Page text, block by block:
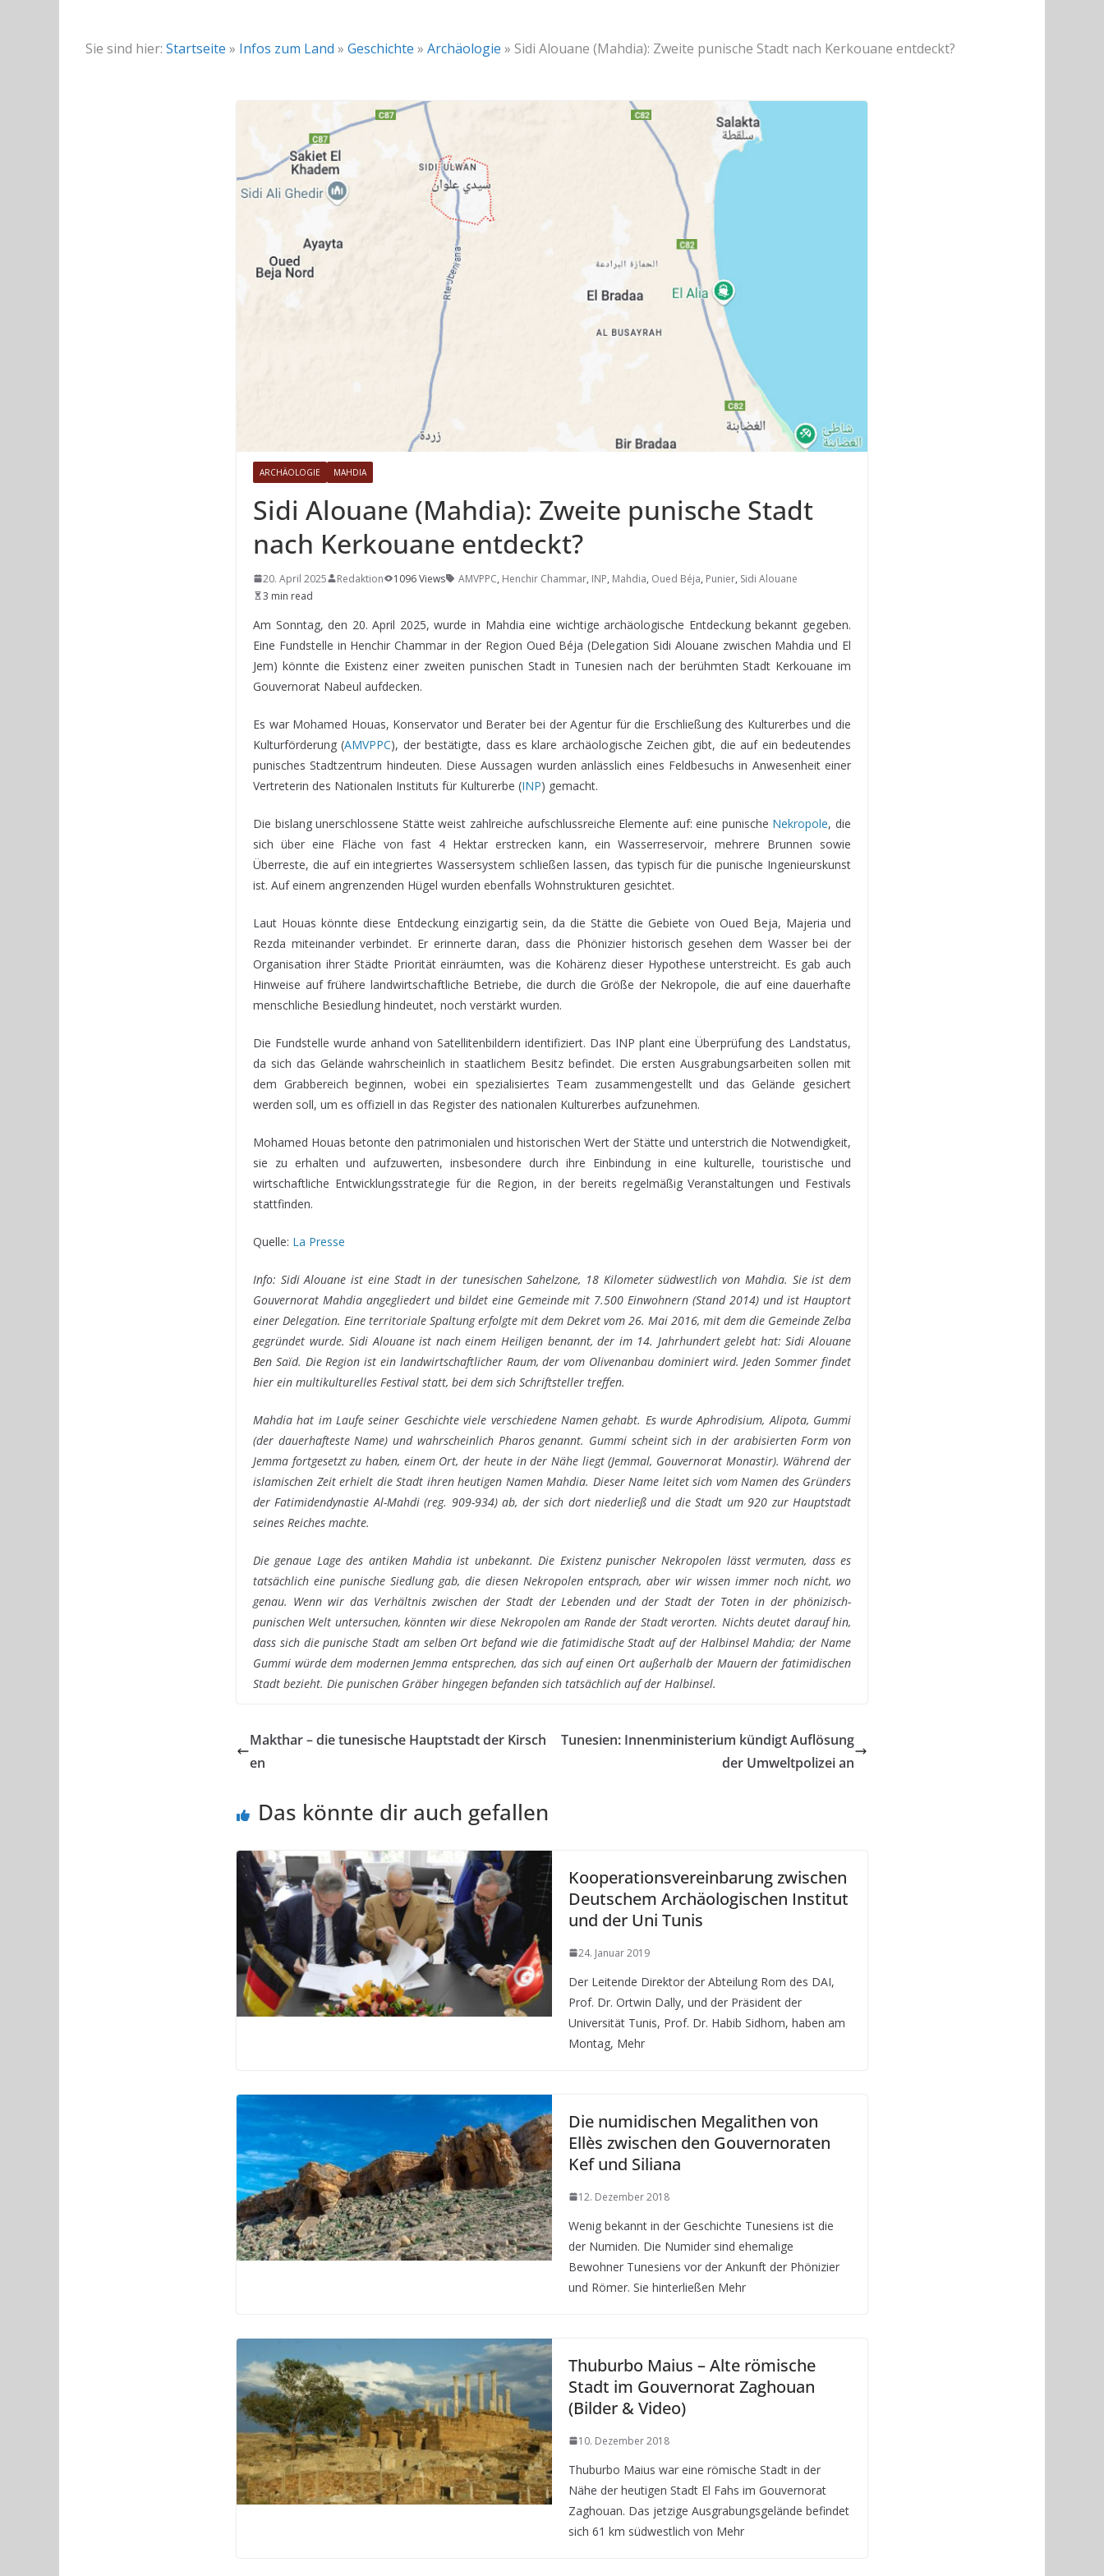
Sie sind hier: Startseite » Infos zum Land » Geschichte » Archäologie » Sidi Alouane (Mahdia): Zweite punische Stadt nach Kerkouane entdeckt?
ARCHÄOLOGIE MAHDIA
Sidi Alouane (Mahdia): Zweite punische Stadt
nach Kerkouane entdeckt?
20. April 2025 Redaktion 1096 Views AMVPPC, Henchir Chammar, INP, Mahdia, Oued Béja, Punier, Sidi Alouane
3 min read
Am Sonntag, den 20. April 2025, wurde in Mahdia eine wichtige archäologische Entdeckung bekannt gegeben.
Eine Fundstelle in Henchir Chammar in der Region Oued Béja (Delegation Sidi Alouane zwischen Mahdia und El
Jem) könnte die Existenz einer zweiten punischen Stadt in Tunesien nach der berühmten Stadt Kerkouane im
Gouvernorat Nabeul aufdecken.
Es war Mohamed Houas, Konservator und Berater bei der Agentur für die Erschließung des Kulturerbes und die
Kulturförderung (AMVPPC), der bestätigte, dass es klare archäologische Zeichen gibt, die auf ein bedeutendes
punisches Stadtzentrum hindeuten. Diese Aussagen wurden anlässlich eines Feldbesuchs in Anwesenheit einer
Vertreterin des Nationalen Instituts für Kulturerbe (INP) gemacht.
Die bislang unerschlossene Stätte weist zahlreiche aufschlussreiche Elemente auf: eine punische Nekropole, die
sich über eine Fläche von fast 4 Hektar erstrecken kann, ein Wasserreservoir, mehrere Brunnen sowie
Überreste, die auf ein integriertes Wassersystem schließen lassen, das typisch für die punische Ingenieurskunst
ist. Auf einem angrenzenden Hügel wurden ebenfalls Wohnstrukturen gesichtet.
Laut Houas könnte diese Entdeckung einzigartig sein, da die Stätte die Gebiete von Oued Beja, Majeria und
Rezda miteinander verbindet. Er erinnerte daran, dass die Phönizier historisch gesehen dem Wasser bei der
Organisation ihrer Städte Priorität einräumten, was die Kohärenz dieser Hypothese unterstreicht. Es gab auch
Hinweise auf frühere landwirtschaftliche Betriebe, die durch die Größe der Nekropole, die auf eine dauerhafte
menschliche Besiedlung hindeutet, noch verstärkt wurden.
Die Fundstelle wurde anhand von Satellitenbildern identifiziert. Das INP plant eine Überprüfung des Landstatus,
da sich das Gelände wahrscheinlich in staatlichem Besitz befindet. Die ersten Ausgrabungsarbeiten sollen mit
dem Grabbereich beginnen, wobei ein spezialisiertes Team zusammengestellt und das Gelände gesichert
werden soll, um es offiziell in das Register des nationalen Kulturerbes aufzunehmen.
Mohamed Houas betonte den patrimonialen und historischen Wert der Stätte und unterstrich die Notwendigkeit,
sie zu erhalten und aufzuwerten, insbesondere durch ihre Einbindung in eine kulturelle, touristische und
wirtschaftliche Entwicklungsstrategie für die Region, in der bereits regelmäßig Veranstaltungen und Festivals
stattfinden.
Quelle: La Presse
Info: Sidi Alouane ist eine Stadt in der tunesischen Sahelzone, 18 Kilometer südwestlich von Mahdia. Sie ist dem
Gouvernorat Mahdia angegliedert und bildet eine Gemeinde mit 7.500 Einwohnern (Stand 2014) und ist Hauptort
einer Delegation. Eine territoriale Spaltung erfolgte mit dem Dekret vom 26. Mai 2016, mit dem die Gemeinde Zelba
gegründet wurde. Sidi Alouane ist nach einem Heiligen benannt, der im 14. Jahrhundert gelebt hat: Sidi Alouane
Ben Saïd. Die Region ist ein landwirtschaftlicher Raum, der vom Olivenanbau dominiert wird. Jeden Sommer findet
hier ein multikulturelles Festival statt, bei dem sich Schriftsteller treffen.
Mahdia hat im Laufe seiner Geschichte viele verschiedene Namen gehabt. Es wurde Aphrodisium, Alipota, Gummi
(der dauerhafteste Name) und wahrscheinlich Pharos genannt. Gummi scheint sich in der arabisierten Form von
Jemma fortgesetzt zu haben, einem Ort, der heute in der Nähe liegt (Jemmal, Gouvernorat Monastir). Während der
islamischen Zeit erhielt die Stadt ihren heutigen Namen Mahdia. Dieser Name leitet sich vom Namen des Gründers
der Fatimidendynastie Al-Mahdi (reg. 909-934) ab, der sich dort niederließ und die Stadt um 920 zur Hauptstadt
seines Reiches machte.
Die genaue Lage des antiken Mahdia ist unbekannt. Die Existenz punischer Nekropolen lässt vermuten, dass es
tatsächlich eine punische Siedlung gab, die diesen Nekropolen entsprach, aber wir wissen immer noch nicht, wo
genau. Wenn wir das Verhältnis zwischen der Stadt der Lebenden und der Stadt der Toten in der phönizisch-
punischen Welt untersuchen, könnten wir diese Nekropolen am Rande der Stadt verorten. Nichts deutet darauf hin,
dass sich die punische Stadt am selben Ort befand wie die fatimidische Stadt auf der Halbinsel Mahdia; der Name
Gummi würde dem modernen Jemma entsprechen, das sich auf einen Ort außerhalb der Mauern der fatimidischen
Stadt bezieht. Die punischen Gräber hingegen befanden sich tatsächlich auf der Halbinsel.
Makthar – die tunesische Hauptstadt der Kirsch
en
Tunesien: Innenministerium kündigt Auflösung
der Umweltpolizei an
Das könnte dir auch gefallen
Kooperationsvereinbarung zwischen
Deutschem Archäologischen Institut
und der Uni Tunis
24. Januar 2019
Der Leitende Direktor der Abteilung Rom des DAI,
Prof. Dr. Ortwin Dally, und der Präsident der
Universität Tunis, Prof. Dr. Habib Sidhom, haben am
Montag, Mehr
Die numidischen Megalithen von
Ellès zwischen den Gouvernoraten
Kef und Siliana
12. Dezember 2018
Wenig bekannt in der Geschichte Tunesiens ist die
der Numiden. Die Numider sind ehemalige
Bewohner Tunesiens vor der Ankunft der Phönizier
und Römer. Sie hinterließen Mehr
Thuburbo Maius – Alte römische
Stadt im Gouvernorat Zaghouan
(Bilder & Video)
10. Dezember 2018
Thuburbo Maius war eine römische Stadt in der
Nähe der heutigen Stadt El Fahs im Gouvernorat
Zaghouan. Das jetzige Ausgrabungsgelände befindet
sich 61 km südwestlich von Mehr